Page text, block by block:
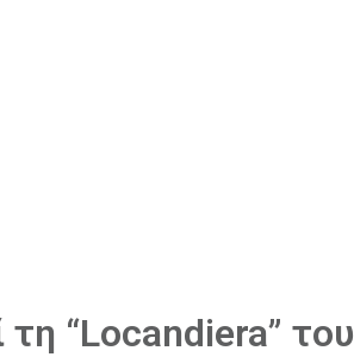
“Locandiera” του